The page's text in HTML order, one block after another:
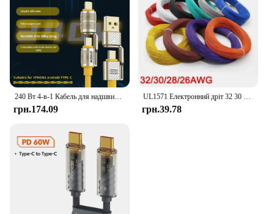
240 Вт 4-в-1 Кабель для надшвидкої зарядки даних Type-C до Type-C Кабель із цинкового сплаву для iPhone15 Samsung Huawei Xiaomi
грн.174.09
UL1571 Електронний дріт 32 30 28 26 AWG Гнучкий кабель ПВХ ізольована луджена мідь Екологічна світлодіодна лінія Шнур DIY
грн.39.78